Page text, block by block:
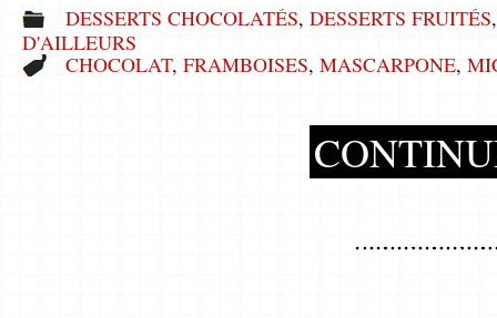
DESSERTS CHOCOLATÉS, DESSERTS FRUITÉS
D'AILLEURS
CHOCOLAT, FRAMBOISES, MASCARPONE,